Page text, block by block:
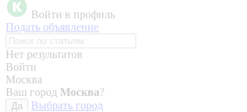
Войти в профиль
Подать объявление
Нет результатов
Войти
Москва
Ваш город Москва?
Да
Выбрать город